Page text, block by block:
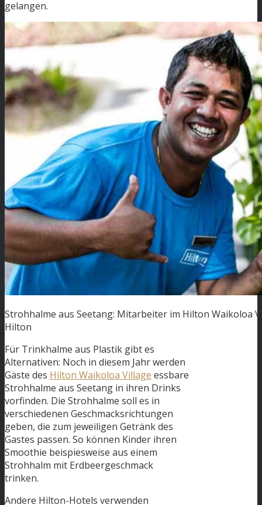
gelangen.
Strohhalme aus Seetang: Mitarbeiter im Hilton Waikoloa
Hilton
Für Trinkhalme aus Plastik gibt es
Alternativen: Noch in diesem Jahr werden
Gäste des Hilton Waikoloa Village essbare
Strohhalme aus Seetang in ihren Drinks
vorfinden. Die Strohhalme soll es in
verschiedenen Geschmacksrichtungen
geben, die zum jeweiligen Getränk des
Gastes passen. So können Kinder ihren
Smoothie beispiesweise aus einem
Strohhalm mit Erdbeergeschmack
trinken.
Andere Hilton-Hotels verwenden